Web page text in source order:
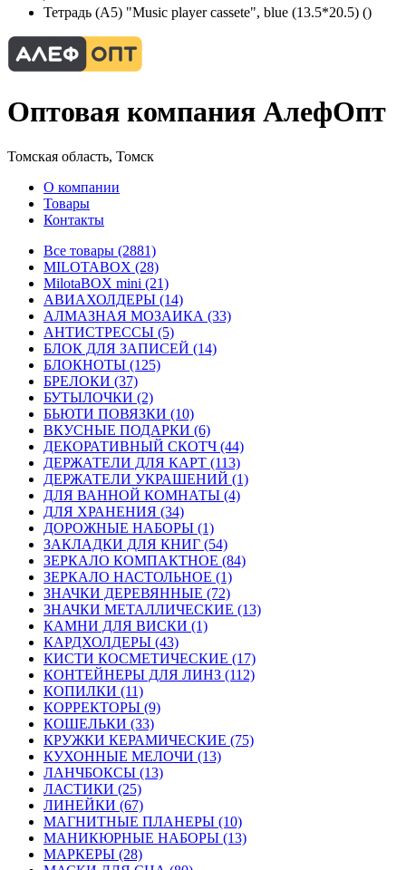
Тетрадь (A5) "Music player cassete", blue (13.5*20.5) ()
Оптовая компания АлефОпт
Томская область, Томск
О компании
Товары
Контакты
Все товары (2881)
MILOTABOX (28)
MilotaBOX mini (21)
АВИАХОЛДЕРЫ (14)
АЛМАЗНАЯ МОЗАИКА (33)
АНТИСТРЕССЫ (5)
БЛОК ДЛЯ ЗАПИСЕЙ (14)
БЛОКНОТЫ (125)
БРЕЛОКИ (37)
БУТЫЛОЧКИ (2)
БЬЮТИ ПОВЯЗКИ (10)
ВКУСНЫЕ ПОДАРКИ (6)
ДЕКОРАТИВНЫЙ СКОТЧ (44)
ДЕРЖАТЕЛИ ДЛЯ КАРТ (113)
ДЕРЖАТЕЛИ УКРАШЕНИЙ (1)
ДЛЯ ВАННОЙ КОМНАТЫ (4)
ДЛЯ ХРАНЕНИЯ (34)
ДОРОЖНЫЕ НАБОРЫ (1)
ЗАКЛАДКИ ДЛЯ КНИГ (54)
ЗЕРКАЛО КОМПАКТНОЕ (84)
ЗЕРКАЛО НАСТОЛЬНОЕ (1)
ЗНАЧКИ ДЕРЕВЯННЫЕ (72)
ЗНАЧКИ МЕТАЛЛИЧЕСКИЕ (13)
КАМНИ ДЛЯ ВИСКИ (1)
КАРДХОЛДЕРЫ (43)
КИСТИ КОСМЕТИЧЕСКИЕ (17)
КОНТЕЙНЕРЫ ДЛЯ ЛИНЗ (112)
КОПИЛКИ (11)
КОРРЕКТОРЫ (9)
КОШЕЛЬКИ (33)
КРУЖКИ КЕРАМИЧЕСКИЕ (75)
КУХОННЫЕ МЕЛОЧИ (13)
ЛАНЧБОКСЫ (13)
ЛАСТИКИ (25)
ЛИНЕЙКИ (67)
МАГНИТНЫЕ ПЛАНЕРЫ (10)
МАНИКЮРНЫЕ НАБОРЫ (13)
МАРКЕРЫ (28)